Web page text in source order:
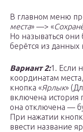
В главном меню
места» —> «
Но называться они
берётся из данных
Вариант 2:1. Если
координатам
кнопка «Ярлык»
включена история
она отключена —
При нажатии
ввести название